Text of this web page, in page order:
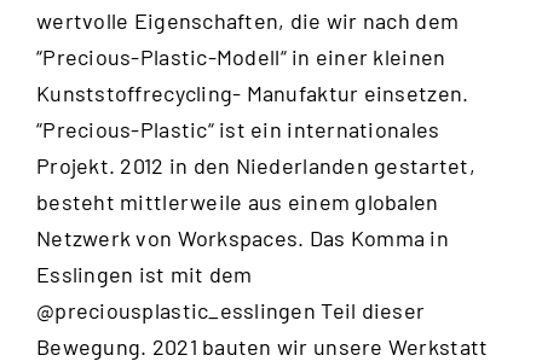
wertvolle Eigenschaften, die wir nach dem
“Precious-Plastic-Modell“ in einer kleinen
Kunststoffrecycling- Manufaktur einsetzen.
“Precious-Plastic“ ist ein internationales
Projekt. 2012 in den Niederlanden gestartet,
besteht mittlerweile aus einem globalen
Netzwerk von Workspaces. Das Komma in
Esslingen ist mit dem
@preciousplastic_esslingen Teil dieser
Bewegung. 2021 bauten wir unsere Werkstatt